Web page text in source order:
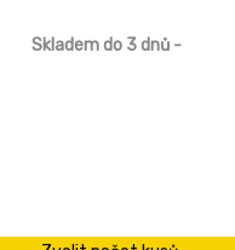
Skladem do 3 dnů -